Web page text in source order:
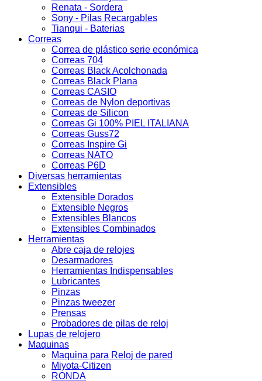
Renata - Sordera
Sony - Pilas Recargables
Tianqui - Baterias
Correas
Correa de plástico serie económica
Correas 704
Correas Black Acolchonada
Correas Black Plana
Correas CASIO
Correas de Nylon deportivas
Correas de Silicon
Correas Gi 100% PIEL ITALIANA
Correas Guss72
Correas Inspire Gi
Correas NATO
Correas P6D
Diversas herramientas
Extensibles
Extensible Dorados
Extensible Negros
Extensibles Blancos
Extensibles Combinados
Herramientas
Abre caja de relojes
Desarmadores
Herramientas Indispensables
Lubricantes
Pinzas
Pinzas tweezer
Prensas
Probadores de pilas de reloj
Lupas de relojero
Maquinas
Maquina para Reloj de pared
Miyota-Citizen
RONDA